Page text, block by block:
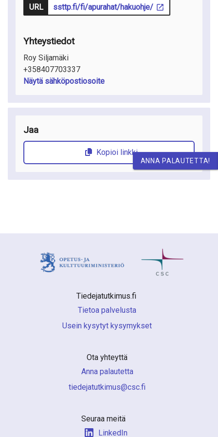
URL ssttp.fi/fi/apurahat/hakuohje/
Yhteystiedot
Roy Siljamäki
+358407703337
Näytä sähköpostiosoite
Jaa
Kopioi linkki
Tiedejatutkimus.fi
Tietoa palvelusta
Usein kysytyt kysymykset
Ota yhteyttä
Anna palautetta
if.csc@sumiktutajedeit
Seuraa meitä
LinkedIn
ANNA PALAUTETTA!